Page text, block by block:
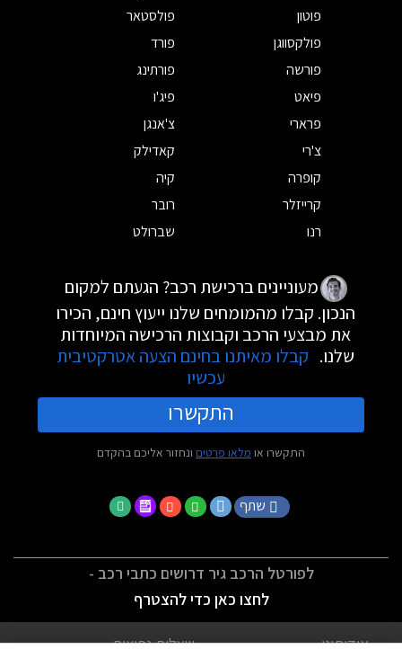
פוטון
פולסטאר
פולקסווגן
פורד
פורשה
פורתינג
פיאט
פיג'ו
פרארי
צ'אנגן
צ'רי
קאדילק
קופרה
קיה
קרייזלר
רובר
רנו
שברולט
מעוניינים ברכישת רכב? הגעתם למקום
הנכון. קבלו מהמומחים שלנו ייעוץ חינם, הכירו
את מבצעי הרכב וקבוצות הרכישה המיוחדות
שלנו. קבלו מאיתנו בחינם הצעה אטרקטיבית
עכשיו
התקשרו
התקשרו או מלאו פרטים ונחזור אליכם בהקדם
שתף
לפורטל הרכב גיר דרושים כתבי רכב -
לחצו כאן כדי להצטרף
אודותינו שאלות נפוצות